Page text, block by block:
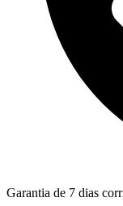
Garantia de 7 dias